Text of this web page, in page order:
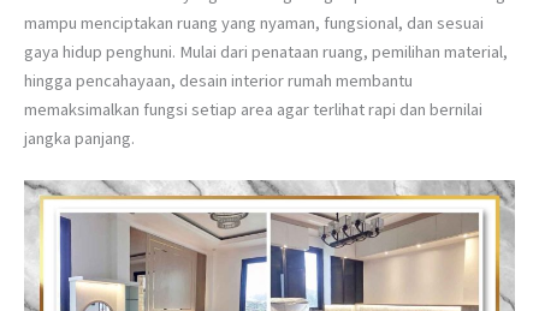
mampu menciptakan ruang yang nyaman, fungsional, dan sesuai
gaya hidup penghuni. Mulai dari penataan ruang, pemilihan material,
hingga pencahayaan, desain interior rumah membantu
memaksimalkan fungsi setiap area agar terlihat rapi dan bernilai
jangka panjang.